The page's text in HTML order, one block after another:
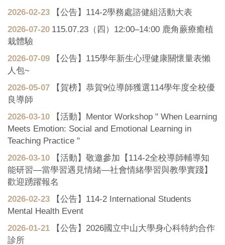
2026-02-23
【公告】114-2學務處諮健組活動大表
2026-07-20 115.07.23（四）12:00–14:00 鹿角蕨療癒植
栽體驗
2026-07-09
【公告】115學年新生心理健康關懷量表懶
人包~
2026-05-07
【賀榜】恭賀9位導師獲選114學年度全校優
良導師
2026-03-10
【活動】Mentor Workshop " When Learning
Meets Emotion: Social and Emotional Learning in
Teaching Practice "
2026-03-10
【活動】敬邀參加【114-2全校導師輔導知
能研習—當學習遇見情緒—社會情緒學習與教學實踐】
歡迎踴躍報名
2026-02-23
【公告】114-2 International Students
Mental Health Event
2026-01-21
【公告】2026國立中山大學身心科特約合作
診所